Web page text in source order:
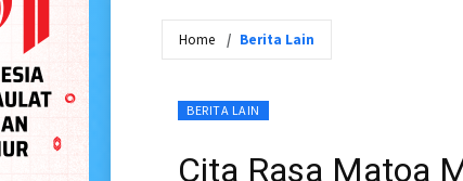
Home Berita Lain
BERITA LAIN
Cita Rasa Matoa